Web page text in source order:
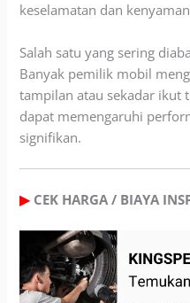
keselamatan dan
Salah satu yang sering
Banyak pemilik mobil
tampilan atau sekadar ikut
dapat memengaruhi
signifikan.
▶CEK HARGA / BIAYA